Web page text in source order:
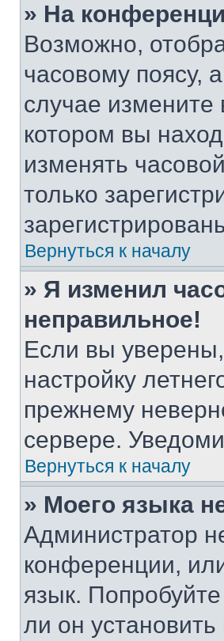
» На
Возможно,
часовому поясу,
случае измените
котором вы
изменять
только
Вернуться к началу
» Я изменил
неправильное!
Если вы
настройку
прежнему
сервере.
Вернуться к началу
» Моего языка
Администратор
конференции,
язык.
ли он